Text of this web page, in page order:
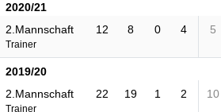
2020/21
2.Mannschaft
Trainer
12 8 0 4 5
2019/20
2.Mannschaft
Trainer
22 19 1 2 10